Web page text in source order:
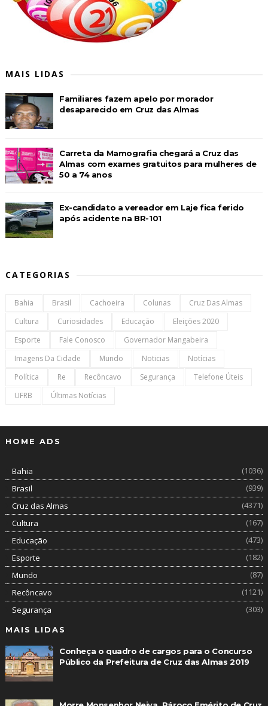
MAIS LIDAS
Familiares fazem apelo por morador
desaparecido em Cruz das Almas
Carreta da Mamografia chegará a Cruz das
Almas com exames gratuitos para mulheres de
50 a 74 anos
Ex-candidato a vereador em Laje fica ferido
após acidente na BR-101
CATEGORIAS
Bahia Brasil Cachoeira Colunas
Cruz Das Almas
Cultura
Curiosidades Educação
Eleições 2020
Esporte
Fale Conosco
Governador Mangabeira
Imagens Da Cidade
Mundo Noticias
Notícias
Política
Re Recôncavo Segurança
Telefone Úteis
UFRB
Últimas Notícias
HOME ADS
Bahia
(1036)
Brasil
(939)
Cruz das Almas
(4371)
Cultura
(167)
Educação
(473)
Esporte
(182)
Mundo
(87)
Recôncavo
(1121)
Segurança
(303)
MAIS LIDAS
Conheça o quadro de cargos para o Concurso
Público da Prefeitura de Cruz das Almas 2019